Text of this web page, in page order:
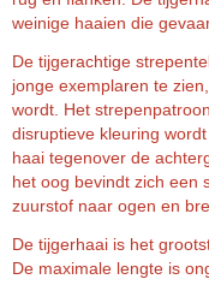
weinige haaien die
De tijgerachtige
jonge exemplaren te
wordt. Het
disruptieve kleuring
haai tegenover de
het oog bevindt zich een
zuurstof naar ogen en
De tijgerhaai is het
De maximale lengte is